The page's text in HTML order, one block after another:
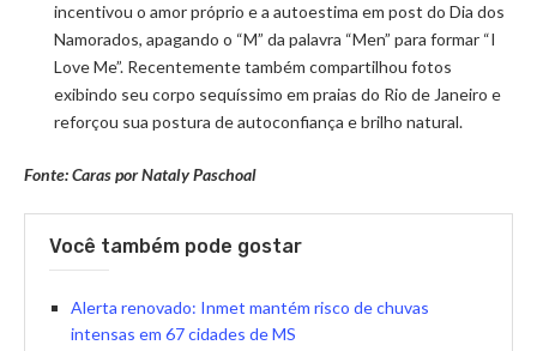
incentivou o amor próprio e a autoestima em post do Dia dos
Namorados, apagando o “M” da palavra “Men” para formar “I
Love Me”. Recentemente também compartilhou fotos
exibindo seu corpo sequíssimo em praias do Rio de Janeiro e
reforçou sua postura de autoconfiança e brilho natural.
Fonte: Caras por Nataly Paschoal
Você também pode gostar
Alerta renovado: Inmet mantém risco de chuvas
intensas em 67 cidades de MS